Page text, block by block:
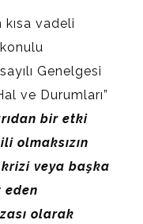
kısa vadeli
Genelgesi
ve Durumları”
bir etki
olmaksızın
veya başka
eden
olarak